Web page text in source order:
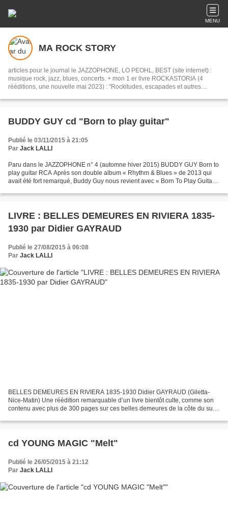
MENU
MA ROCK STORY
articles pour le journal le JAZZOPHONE, LO PEOHL, BEST (site internet) :
musique rock, jazz, blues, concerts. + mon 1 er livre ROCKASTORIA (4
rééditions, une nouvelle mai 2023) : "Rockitudes, escapades et autres
avec la presse, sur internet, avec humour, amateur de BD...
BUDDY GUY cd "Born to play guitar"
Publié le 03/11/2015 à 21:05
Par Jack LALLI
Paru dans le JAZZOPHONE n° 4 (automne hiver 2015) BUDDY GUY Born to
play guitar RCA Après son double album « Rhythm & Blues » de 2013 qui
avait été fort remarqué, Buddy Guy nous revient avec « Born To Play Guitar
LIVRE : BELLES DEMEURES EN RIVIERA 1835-
1930 par Didier GAYRAUD
Publié le 27/08/2015 à 06:08
Par Jack LALLI
BELLES DEMEURES EN RIVIERA 1835-1930 Didier GAYRAUD (Giletta-
Nice-Matin) Une réédition remarquable d’un livre bientôt culte, comme son
contenu avec plus de 300 pages sur ces belles demeures de la côte du sud-
cd YOUNG MAGIC "Melt"
Publié le 26/05/2015 à 21:12
Par Jack LALLI